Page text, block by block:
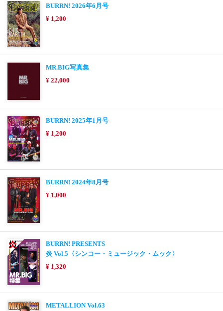
BURRN! 2026年6月号
¥ 1,200
MR.BIG写真集
¥ 22,000
BURRN! 2025年1月号
¥ 1,200
BURRN! 2024年8月号
¥ 1,000
BURRN! PRESENTS
炎 Vol.5〈シンコー・ミュージック・ムック〉
¥ 1,320
METALLION Vol.63